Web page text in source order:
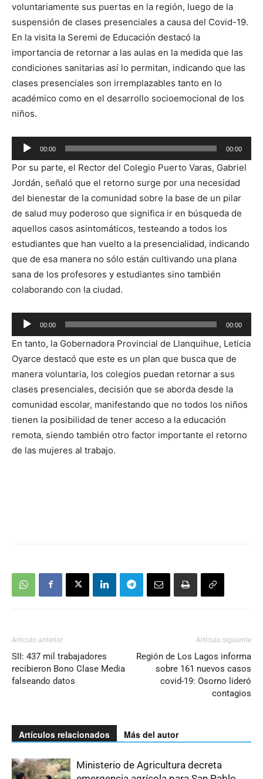
voluntariamente sus puertas en la región, luego de la
suspensión de clases presenciales a causa del Covid-19.
En la visita la Seremi de Educación destacó la
importancia de retornar a las aulas en la medida que las
condiciones sanitarias así lo permitan, indicando que las
clases presenciales son irremplazables tanto en lo
académico como en el desarrollo socioemocional de los
niños.
Reproductor
de
audio
00:00 00:00
Por su parte, el Rector del Colegio Puerto Varas, Gabriel
Jordán, señaló que el retorno surge por una necesidad
del bienestar de la comunidad sobre la base de un pilar
de salud muy poderoso que significa ir en búsqueda de
aquellos casos asintomáticos, testeando a todos los
estudiantes que han vuelto a la presencialidad, indicando
que de esa manera no sólo están cultivando una plana
sana de los profesores y estudiantes sino también
colaborando con la ciudad.
Reproductor
de
audio
00:00 00:00
En tanto, la Gobernadora Provincial de Llanquihue, Leticia
Oyarce destacó que este es un plan que busca que de
manera voluntaria, los colegios puedan retornar a sus
clases presenciales, decisión que se aborda desde la
comunidad escolar, manifestando que no todos los niños
tienen la posibilidad de tener acceso a la educación
remota, siendo también otro factor importante el retorno
de las mujeres al trabajo.
Artículo anterior
SII: 437 mil trabajadores
recibieron Bono Clase Media
falseando datos
Artículo siguiente
Región de Los Lagos informa
sobre 161 nuevos casos
covid-19: Osorno lideró
contagios
Artículos relacionados Más del autor
Ministerio de Agricultura decreta